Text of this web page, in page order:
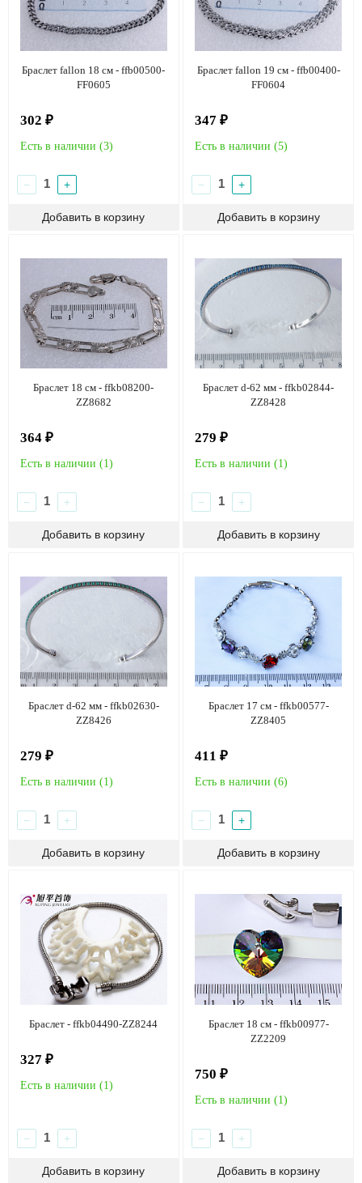
Браслет fallon 18 см - ffb00500-
FF0605
302 ₽
Есть в наличии (3)
− +
Браслет fallon 19 см - ffb00400-
FF0604
347 ₽
Есть в наличии (5)
− +
Браслет 18 см - ffkb08200-
ZZ8682
364 ₽
Есть в наличии (1)
− +
Браслет d-62 мм - ffkb02844-
ZZ8428
279 ₽
Есть в наличии (1)
− +
Браслет d-62 мм - ffkb02630-
ZZ8426
279 ₽
Есть в наличии (1 )
− +
Браслет 17 см - ffkb00577-
ZZ8405
411 ₽
Есть в наличии (6)
− +
Браслет - ffkb04490-ZZ8244
327 ₽
Есть в наличии (1)
− +
Браслет 18 см - ffkb00977-
ZZ2209
750 ₽
Есть в наличии (1)
− +